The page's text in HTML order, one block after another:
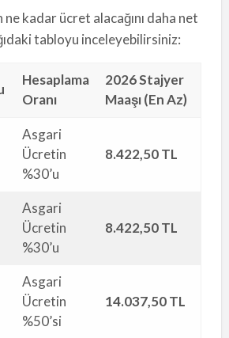
kadar ücret alacağını daha net
tabloyu inceleyebilirsiniz:
Hesaplama
Oranı
2026 Stajyer
Maaşı (En Az)
Asgari
Ücretin
%30’u
8.422,50 TL
Asgari
Ücretin
%30’u
8.422,50 TL
Asgari
Ücretin
%50’si
14.037,50 TL